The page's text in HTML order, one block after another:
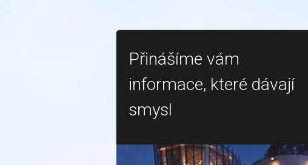
Přinášíme vám
informace, které dávají
smysl